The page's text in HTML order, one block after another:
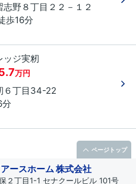
志野８丁目 ２２－１２
歩16分
ッジ実籾
万円
６丁目 34-22
ースホーム 株式会社
２丁目1-1 セナクールビル 101号
ページトップ